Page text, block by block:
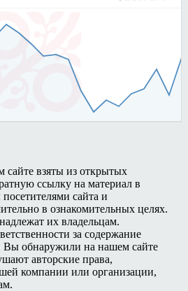
сайте взяты из открытых
ссылку на материал в
сайта и
в ознакомительных целях.
их владельцам.
за содержание
Вы обнаружили на нашем сайте
авторские права,
компании или организации,